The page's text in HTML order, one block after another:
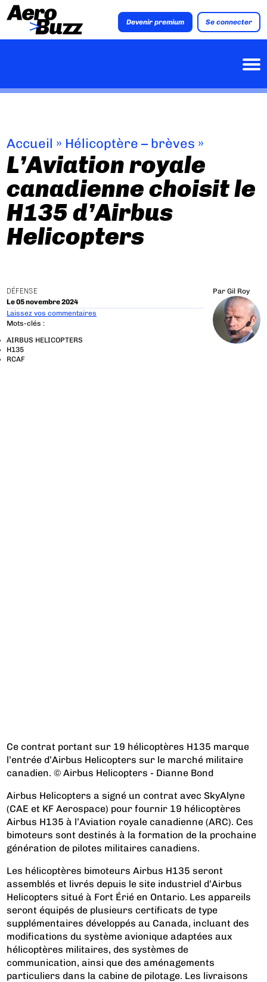
Devenir premium Se connecter
Accueil » Hélicoptère – brèves »
L’Aviation royale
canadienne choisit le
H135 d’Airbus
Helicopters
DÉFENSE
Le 05 novembre 2024
Par Gil Roy
Laissez vos commentaires
Mots-clés :
AIRBUS HELICOPTERS
H135
RCAF
Ce contrat portant sur 19 hélicoptères H135 marque
l’entrée d’Airbus Helicopters sur le marché militaire
canadien. © Airbus Helicopters - Dianne Bond
Airbus Helicopters a signé un contrat avec SkyAlyne
(CAE et KF Aerospace) pour fournir 19 hélicoptères
Airbus H135 à l’Aviation royale canadienne (ARC). Ces
bimoteurs sont destinés à la formation de la prochaine
génération de pilotes militaires canadiens.
Les hélicoptères bimoteurs Airbus H135 seront
assemblés et livrés depuis le site industriel d’Airbus
Helicopters situé à Fort Érié en Ontario. Les appareils
seront équipés de plusieurs certificats de type
supplémentaires développés au Canada, incluant des
modifications du système avionique adaptées aux
hélicoptères militaires, des systèmes de
communication, ainsi que des aménagements
particuliers dans la cabine de pilotage. Les livraisons